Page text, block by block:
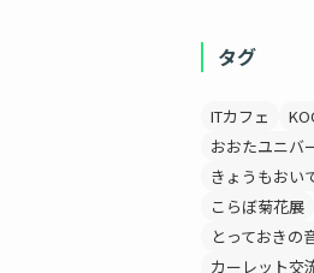
タグ
ITカフェ
おおたユニバ
きょうもおい
こらぼ菊花展
とっておきの
カーレット交